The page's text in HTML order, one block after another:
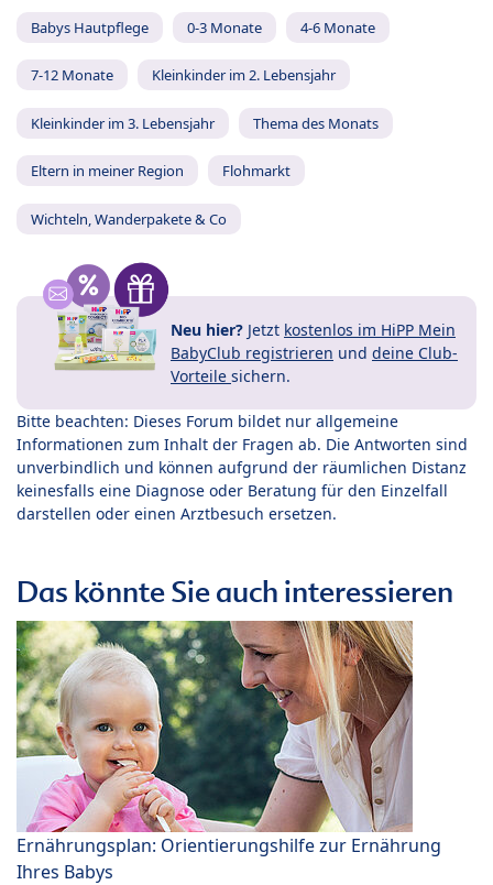
Babys Hautpflege 0-3 Monate 4-6 Monate
7-12 Monate Kleinkinder im 2. Lebensjahr
Kleinkinder im 3. Lebensjahr Thema des Monats
Eltern in meiner Region Flohmarkt
Wichteln, Wanderpakete & Co
Neu hier? Jetzt kostenlos im HiPP Mein
BabyClub registrieren und deine Club-
Vorteile sichern.
Bitte beachten: Dieses Forum bildet nur allgemeine
Informationen zum Inhalt der Fragen ab. Die Antworten sind
unverbindlich und können aufgrund der räumlichen Distanz
keinesfalls eine Diagnose oder Beratung für den Einzelfall
darstellen oder einen Arztbesuch ersetzen.
Das könnte Sie auch interessieren
Ernährungsplan: Orientierungshilfe zur Ernährung
Ihres Babys